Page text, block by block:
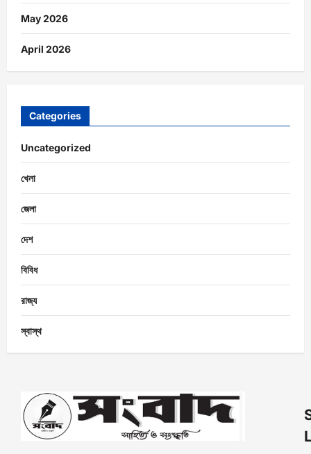
May 2026
April 2026
Categories
Uncategorized
খেলা
জেলা
দেশ
বিবিধ
রাজ্য
স্বাস্থ